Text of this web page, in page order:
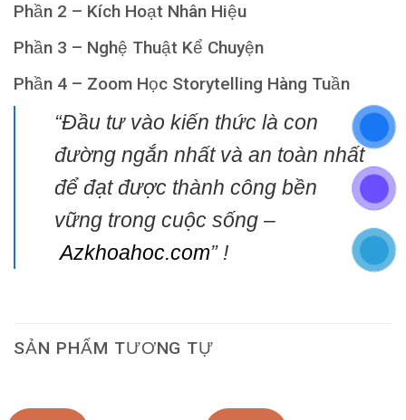
Phần 2 – Kích Hoạt Nhân Hiệu
Phần 3 – Nghệ Thuật Kể Chuyện
Phần 4 – Zoom Học Storytelling Hàng Tuần
“Đầu tư vào kiến thức là con
đường ngắn nhất và an toàn nhất
để đạt được thành công bền
vững trong cuộc sống –
Azkhoahoc.com” !
SẢN PHẨM TƯƠNG TỰ